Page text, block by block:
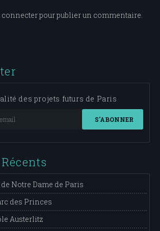
connecterpour publier un commentaire.
des projets futurs de Paris
S'ABONNER
Notre Dame de Paris
des Princes
Austerlitz